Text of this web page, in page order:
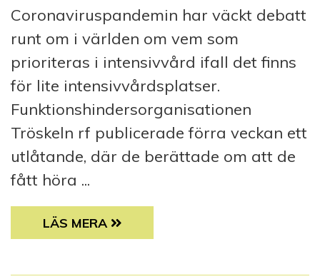
Coronaviruspandemin har väckt debatt
runt om i världen om vem som
prioriteras i intensivvård ifall det finns
för lite intensivvårdsplatser.
Funktionshindersorganisationen
Tröskeln rf publicerade förra veckan ett
utlåtande, där de berättade om att de
fått höra ...
CORONABLOGG: BLIR PERSONER MED
LÄS MERA